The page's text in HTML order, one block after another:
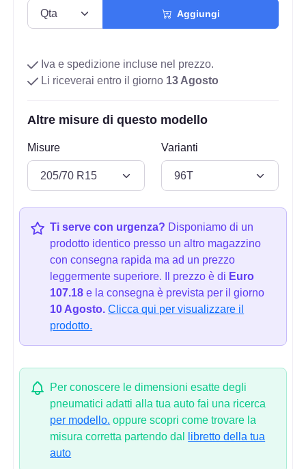
Aggiungi
Iva e spedizione incluse nel prezzo.
Li riceverai entro il giorno 13 Agosto
Altre misure di questo modello
Misure Varianti
Ti serve con urgenza? Disponiamo di un
prodotto identico presso un altro magazzino
con consegna rapida ma ad un prezzo
leggermente superiore. Il prezzo è di Euro
107.18 e la consegna è prevista per il giorno
10 Agosto. Clicca qui per visualizzare il
prodotto.
Per conoscere le dimensioni esatte degli
pneumatici adatti alla tua auto fai una ricerca
per modello. oppure scopri come trovare la
misura corretta partendo dal
libretto della tua
auto